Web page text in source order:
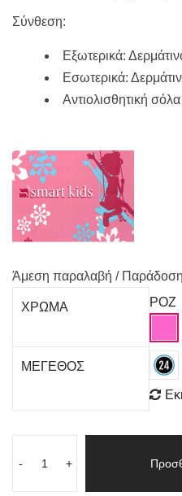
Σύνθεση:
Εξωτερικά:
Εσωτερικά:
Αντιολισθητική σόλα
Άμεση παραλαβή /
ΧΡΩΜΑ ΡΟΖ
ΜΕΓΕΘΟΣ
- +